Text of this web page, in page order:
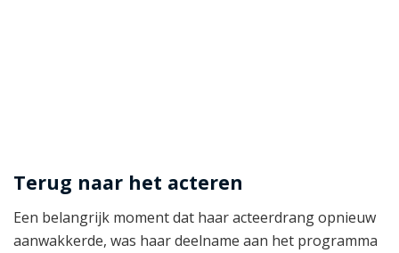
Terug naar het acteren
Een belangrijk moment dat haar acteerdrang opnieuw
aanwakkerde, was haar deelname aan het programma